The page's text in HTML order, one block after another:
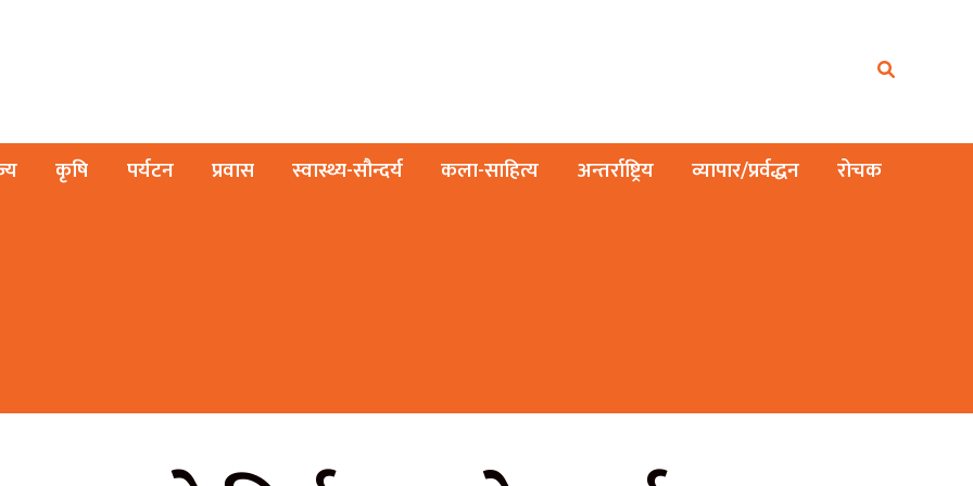
कृषि पर्यटन प्रवास स्वास्थ्य-सौन्दर्य कला-साहित्य अन्तर्राष्ट्रिय व्यापार/प्रर्वद्धन रोचक